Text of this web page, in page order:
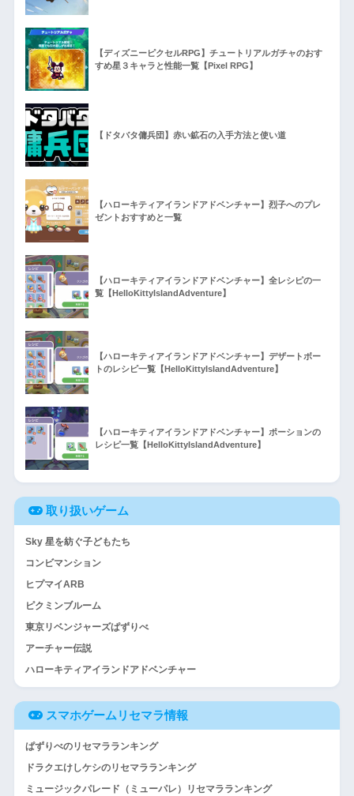
【ディズニーピクセルRPG】チュートリアルガチャのおす
すめ星３キャラと性能一覧【Pixel RPG】
【ドタバタ傭兵団】赤い鉱石の入手方法と使い道
【ハローキティアイランドアドベンチャー】烈子へのプレ
ゼントおすすめと一覧
【ハローキティアイランドアドベンチャー】全レシピの一
覧【HelloKittyIslandAdventure】
【ハローキティアイランドアドベンチャー】デザートボー
トのレシピ一覧【HelloKittyIslandAdventure】
【ハローキティアイランドアドベンチャー】ポーションの
レシピ一覧【HelloKittyIslandAdventure】
取り扱いゲーム
Sky 星を紡ぐ子どもたち
コンビマンション
ヒプマイARB
ピクミンブルーム
東京リベンジャーズぱずりべ
アーチャー伝説
ハローキティアイランドアドベンチャー
スマホゲームリセマラ情報
ぱずりべのリセマラランキング
ドラクエけしケシのリセマラランキング
ミュージックパレード（ミューパレ）リセマラランキング